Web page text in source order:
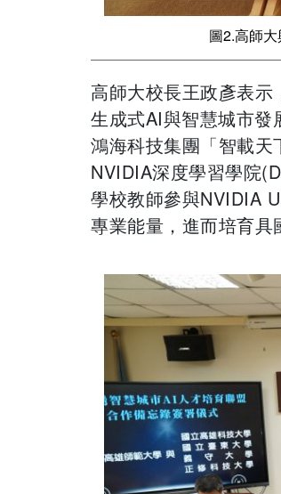
圖2.高師
高師大校長王政彥表
生成式AI與智慧城市發
鴻海科技集團「智載
NVIDIA深度學習學院
學校教師參與NVIDIA
專業能量，進而培育具